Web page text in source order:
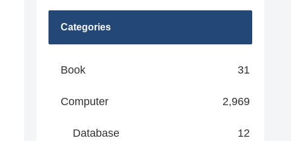
Categories
Book 31
Computer 2,969
Database 12